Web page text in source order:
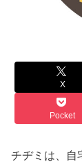
X
Pocket
チヂミは、自